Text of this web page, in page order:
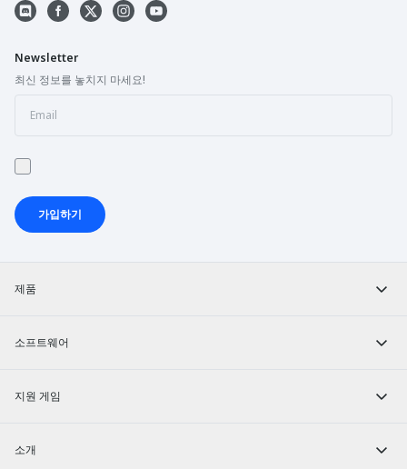
제품
소프트웨어
지원 게임
소개
Newsletter
최신 정보를 놓치지 마세요!
가입하기